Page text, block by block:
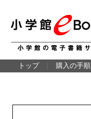
トップ 購入の手順